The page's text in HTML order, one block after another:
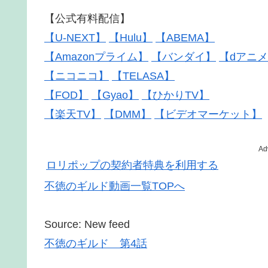
【公式有料配信】
【U-NEXT】
【Hulu】
【ABEMA】
【Amazonプライム】
【バンダイ】
【dアニ
【ニコニコ】
【TELASA】
【FOD】
【Gyao】
【ひかりTV】
【楽天TV】
【DMM】 【ビデオマーケット】
ロリポップの契約者特典を利用する
不徳のギルド動画一覧TOPへ
Source: New feed
不徳のギルド 第4話